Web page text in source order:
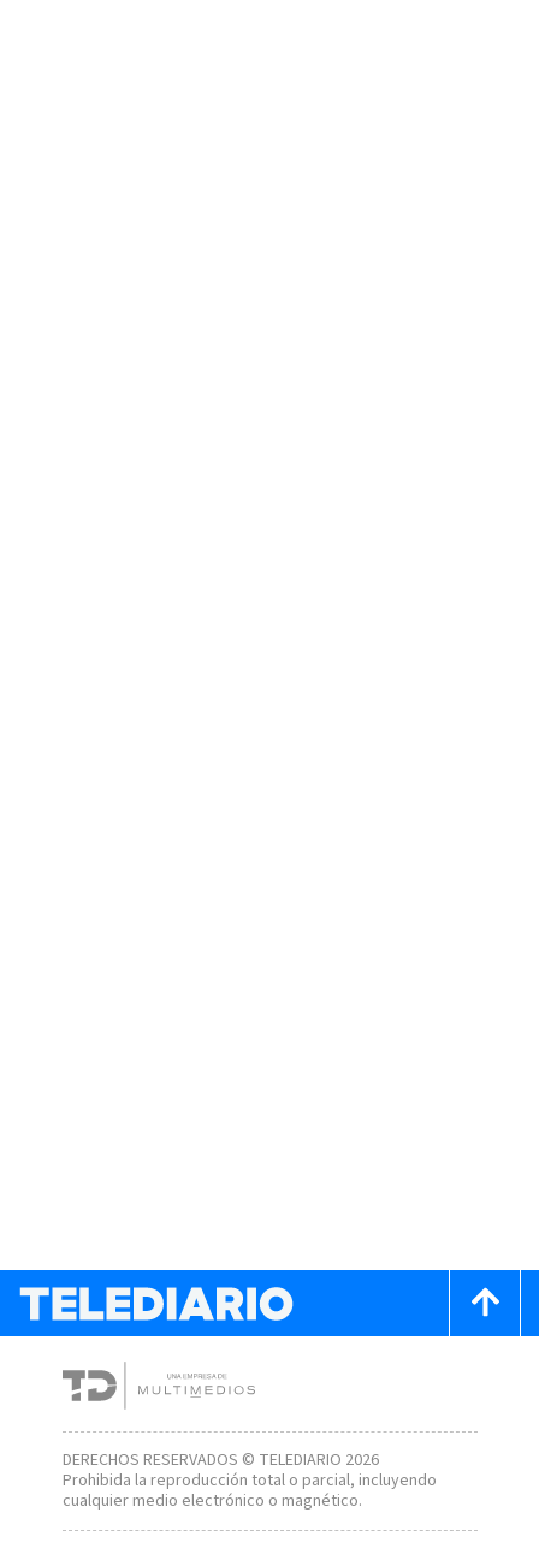
DERECHOS RESERVADOS © TELEDIARIO 2026
Prohibida la reproducción total o parcial, incluyendo
cualquier medio electrónico o magnético.